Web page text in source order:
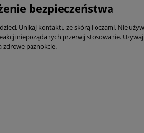
bezpieczeństwa
Unikaj kontaktu ze skórą i oczami. Nie
niepożądanych przerwij stosowanie.
zdrowe paznokcie.